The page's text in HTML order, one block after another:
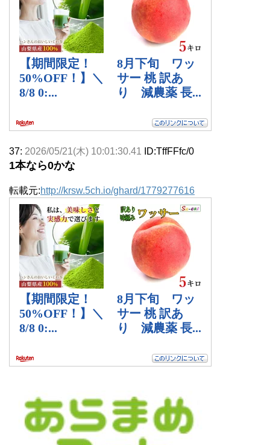
37: 2026/05/21(木) 10:01:30.41 ID:TffFFfc/0
1本なら0かな
転載元:http://krsw.5ch.io/ghard/1779277616